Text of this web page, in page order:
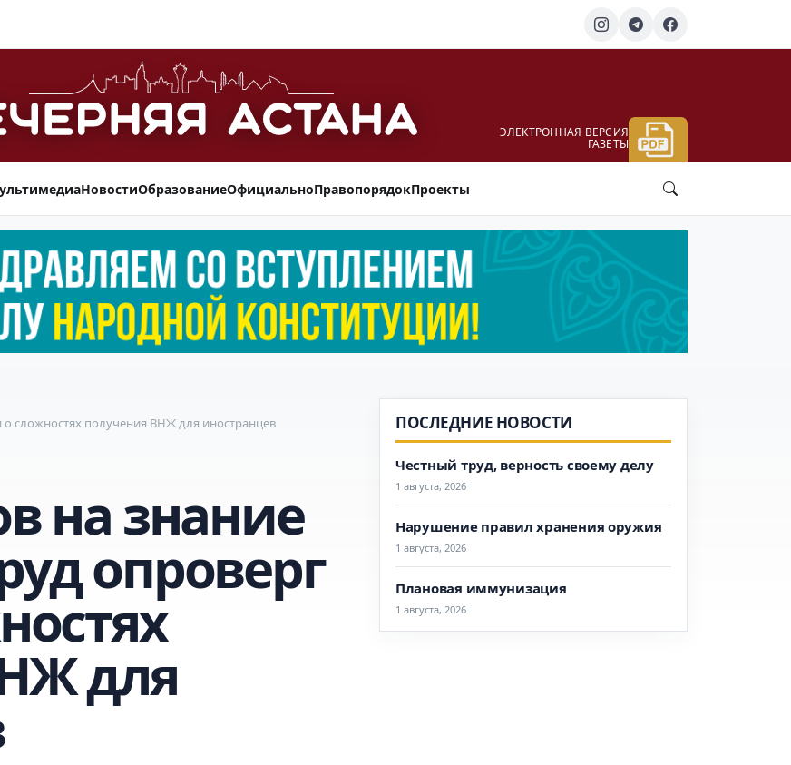
ЭЛЕКТРОННАЯ ВЕРСИЯ
ГАЗЕТЫ
НовостиОбразованиеОфициальноПравопорядокПроекты
о сложностях получения ВНЖ для иностранцев
на знание
опроверг
для
ПОСЛЕДНИЕ НОВОСТИ
Честный труд, верность своему делу
1 августа, 2026
Нарушение правил хранения оружия
1 августа, 2026
Плановая иммунизация
1 августа, 2026